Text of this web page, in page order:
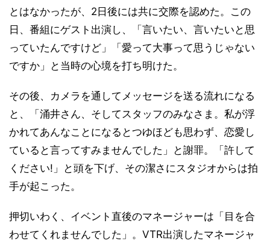
とはなかったが、2日後には共に交際を認めた。この
日、番組にゲスト出演し、「言いたい、言いたいと思
っていたんですけど」「愛って大事って思うじゃない
ですか」と当時の心境を打ち明けた。
その後、カメラを通してメッセージを送る流れになる
と、「涌井さん、そしてスタッフのみなさま。私が浮
かれてあんなことになるとつゆほども思わず、恋愛し
ていると言ってすみませんでした」と謝罪。「許して
ください!」と頭を下げ、その潔さにスタジオからは拍
手が起こった。
押切いわく、イベント直後のマネージャーは「目を合
わせてくれませんでした」。VTR出演したマネージャ